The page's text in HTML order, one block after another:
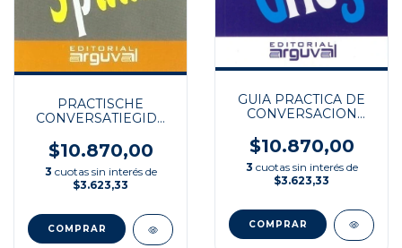
PRACTISCHE
CONVERSATIEGIDS
$10.870,00
3 cuotas sin interés de
$3.623,33
GUIA PRACTICA DE
CONVERSACION
$10.870,00
3 cuotas sin interés de
$3.623,33